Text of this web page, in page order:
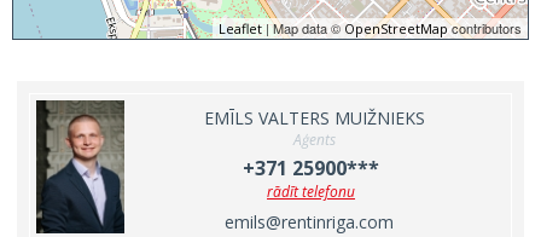
Leaflet| Map data © OpenStreetMapcontributors
EMĪLS VALTERS MUIŽNIEKS
Aģents
+371 25900***
rādīt telefonu
emils@rentinriga.com